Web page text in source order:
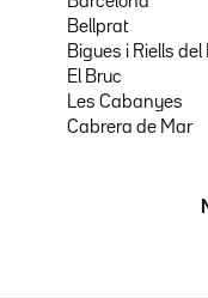
Bellprat
Bigues i Riells del
El Bruc
Les Cabanyes
Cabrera de Mar